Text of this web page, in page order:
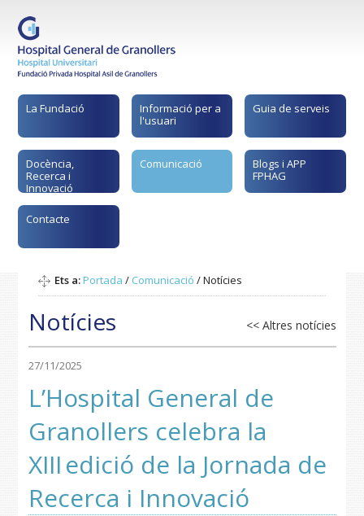
La Fundació
Informació per a
l'usuari
Guia de serveis
Docència,
Recerca i
Innovació
Comunicació
Blogs i APP
FPHAG
Contacte
Ets a:Portada / Comunicació /Notícies
Notícies << Altres notícies
27/11/2025
L’Hospital General de
Granollers celebra la
XIII edició de la Jornada de
Recerca i Innovació